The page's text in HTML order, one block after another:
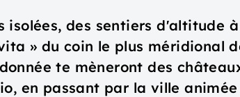
isolées, des sentiers d'altitude
» du coin le plus méridional
te mèneront des
en passant par la ville